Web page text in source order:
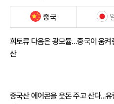
중국
희토류 다음은 광모듈…중국이 움켜
산
중국산 에어콘을 웃돈 주고 산다...유